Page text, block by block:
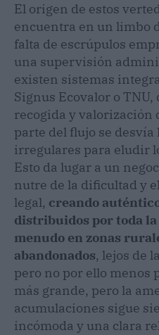
El origen de estos
encuentra en un limbo
falta de escrúpulos
una supervisión
existen sistemas
Signus Ecovalor o TNU,
recogida y valorización
parte del flujo se desvía
irregulares para eludir
Esto da lugar a un
nutre de la dificultad y
legal, creando
distribuidos por toda
menudo en zonas
abandonados, lejos de
pero no por ello menos
más grande, pero la
acumulaciones sigue
incómoda y una clara